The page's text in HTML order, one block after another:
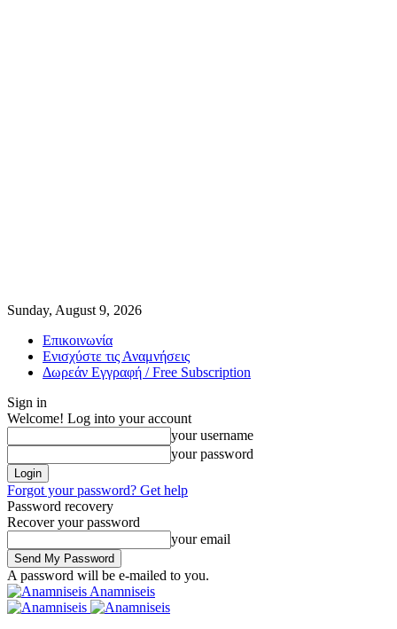
Sunday, August 9, 2026
Επικοινωνία
Ενισχύστε τις Αναμνήσεις
Δωρεάν Εγγραφή / Free Subscription
Sign in
Welcome! Log into your account
your username
your password
Forgot your password? Get help
Password recovery
Recover your password
your email
A password will be e-mailed to you.
Anamniseis